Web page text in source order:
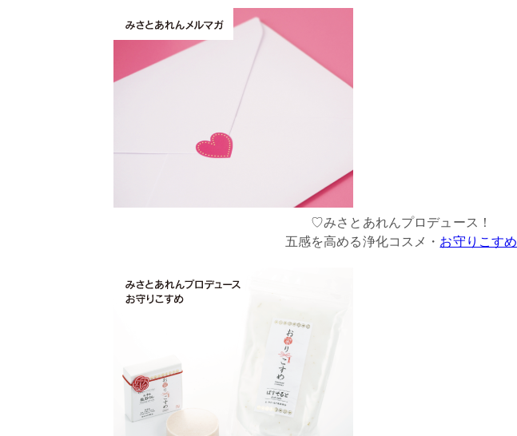
♡みさとあれんプロデュース！
五感を高める浄化コスメ・ お守りこすめ